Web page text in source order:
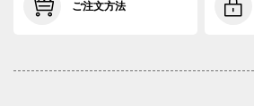
ご注文方法